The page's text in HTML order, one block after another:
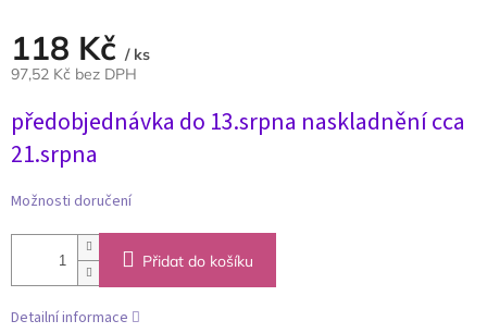
118 Kč / ks
97,52 Kč bez DPH
cena:
předobjednávka do 13.srpna naskladnění cca
21.srpna
Možnosti doručení
Přidat do košíku
Detailní informace